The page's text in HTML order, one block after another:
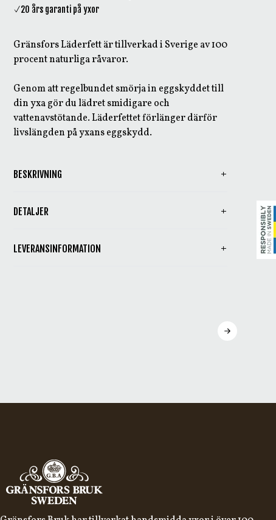
20 års garanti på yxor
Gränsfors Läderfett är tillverkad i Sverige av 100
procent naturliga råvaror.
Genom att regelbundet smörja in eggskyddet till
din yxa gör du lädret smidigare och
vattenavstötande. Läderfettet förlänger därför
livslängden på yxans eggskydd.
BESKRIVNING
DETALJER
LEVERANSINFORMATION